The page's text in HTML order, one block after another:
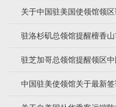
关于中国驻美国使领馆领
驻洛杉矶总领馆提醒檀香
驻芝加哥总领馆提醒领区
中国驻美使领馆关于最新